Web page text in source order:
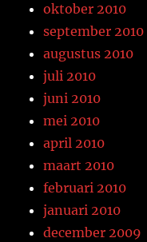
oktober 2010
september 2010
augustus 2010
juli 2010
juni 2010
mei 2010
april 2010
maart 2010
februari 2010
januari 2010
december 2009